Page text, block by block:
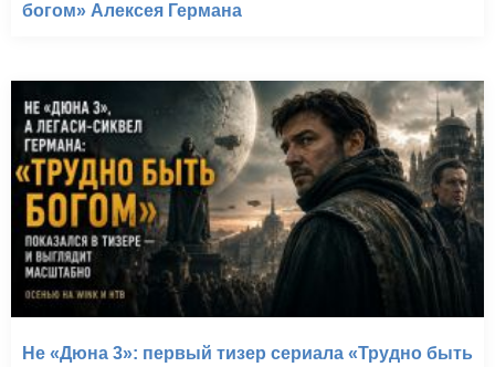
богом» Алексея Германа
Не «Дюна 3»: первый тизер сериала «Трудно быть